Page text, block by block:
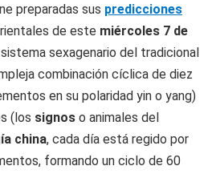
preparadas sus predicciones
de este miércoles 7 de
sexagenario del tradicional
combinación cíclica de diez
en su polaridad yin o yang)
(los signos o animales del
china, cada día está regido por
formando un ciclo de 60